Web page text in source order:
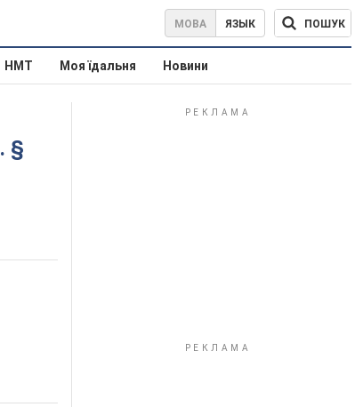
МОВА ЯЗЫК ПОШУК
НМТ Моя їдальня Новини